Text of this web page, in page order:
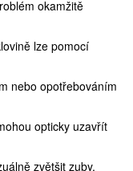
okamžitě
lze pomocí
nebo opotřebováním
opticky uzavřít
zvětšit zuby,